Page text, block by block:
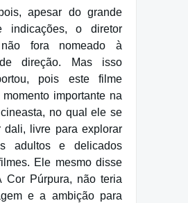
apesar do grande
indicações, o diretor
não fora nomeado à
direção. Mas isso
pois este filme
importante na
no qual ele se
dali, livre para explorar
adultos e delicados
Ele mesmo disse
Cor Púrpura, não teria
e a ambição para